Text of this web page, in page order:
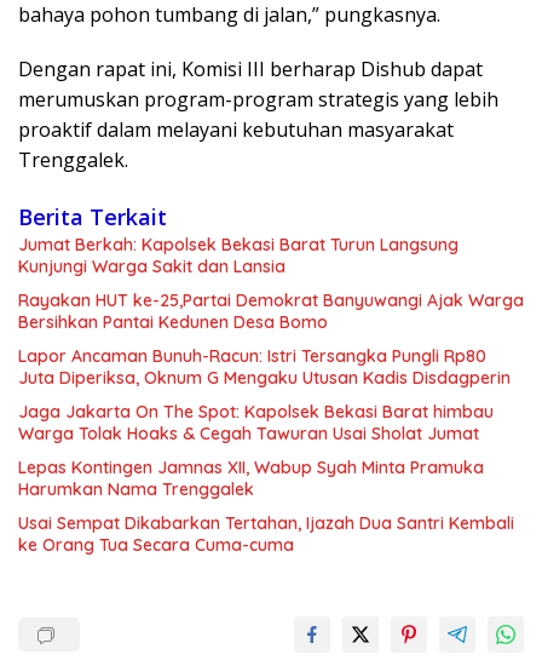
bahaya pohon tumbang di jalan,” pungkasnya.
Dengan rapat ini, Komisi III berharap Dishub dapat
merumuskan program-program strategis yang lebih
proaktif dalam melayani kebutuhan masyarakat
Trenggalek.
Berita Terkait
Jumat Berkah: Kapolsek Bekasi Barat Turun Langsung
Kunjungi Warga Sakit dan Lansia
Rayakan HUT ke-25,Partai Demokrat Banyuwangi Ajak Warga
Bersihkan Pantai Kedunen Desa Bomo
Lapor Ancaman Bunuh-Racun: Istri Tersangka Pungli Rp80
Juta Diperiksa, Oknum G Mengaku Utusan Kadis Disdagperin
Jaga Jakarta On The Spot: Kapolsek Bekasi Barat himbau
Warga Tolak Hoaks & Cegah Tawuran Usai Sholat Jumat
Lepas Kontingen Jamnas XII, Wabup Syah Minta Pramuka
Harumkan Nama Trenggalek
Usai Sempat Dikabarkan Tertahan, Ijazah Dua Santri Kembali
ke Orang Tua Secara Cuma-cuma